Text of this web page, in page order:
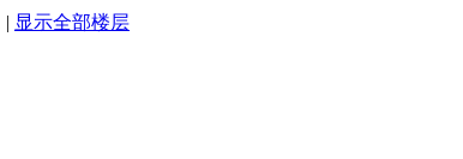
| 显示全部楼层